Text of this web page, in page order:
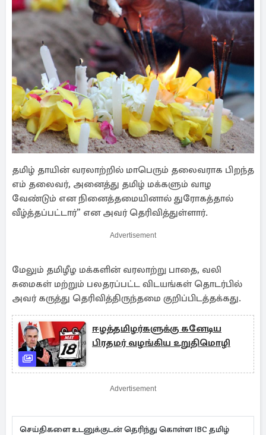
தமிழ் தாயின் வரலாற்றில் மாபெரும் தலைவராக பிறந்த
எம் தலைவர், அனைத்து தமிழ் மக்களும் வாழ
வேண்டும் என நினைத்தமையினால் துரோகத்தால்
வீழ்த்தப்பட்டார்” என அவர் தெரிவித்துள்ளார்.
Advertisement
மேலும் தமிழீழ மக்களின் வரலாற்று பாதை, வலி
சுமைகள் மற்றும் பலதரப்பட்ட விடயங்கள் தொடர்பில்
அவர் கருத்து தெரிவித்திருந்தமை குறிப்பிடத்தக்கது.
ஈழத்தமிழர்களுக்கு கனேடிய
பிரதமர் வழங்கிய உறுதிமொழி
Advertisement
செய்திகளை உடனுக்குடன் தெரிந்து கொள்ள IBC தமிழ்